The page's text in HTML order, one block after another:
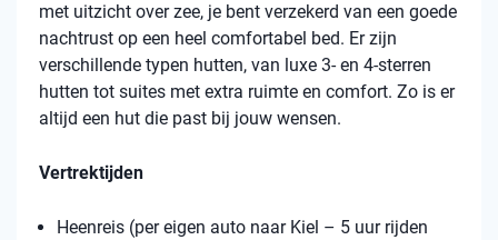
met uitzicht over zee, je bent verzekerd van een goede
nachtrust op een heel comfortabel bed. Er zijn
verschillende typen hutten, van luxe 3- en 4-sterren
hutten tot suites met extra ruimte en comfort. Zo is er
altijd een hut die past bij jouw wensen.
Vertrektijden
Heenreis (per eigen auto naar Kiel – 5 uur rijden